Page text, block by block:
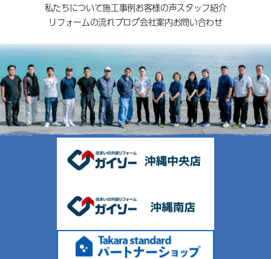
私たちについて施工事例お客様の声スタッフ紹介
リフォームの流れブログ会社案内お問い合わせ